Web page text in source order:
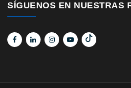
SÍGUENOS EN NUESTRAS